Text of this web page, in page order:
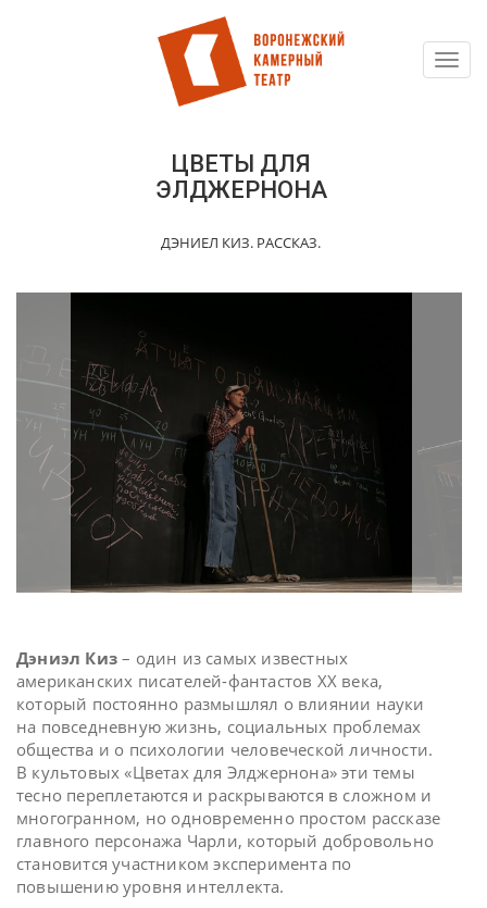
ЦВЕТЫ ДЛЯ
ЭЛДЖЕРНОНА
ДЭНИЕЛ КИЗ. РАССКАЗ.
Дэниэл Киз– один из самых известных
американских писателей-фантастов XX века,
который постоянно размышлял о влиянии науки
на повседневную жизнь, социальных проблемах
общества и о психологии человеческой личности.
В культовых «Цветах для Элджернона» эти темы
тесно переплетаются и раскрываются в сложном и
многогранном, но одновременно простом рассказе
главного персонажа Чарли, который добровольно
становится участником эксперимента по
повышению уровня интеллекта.